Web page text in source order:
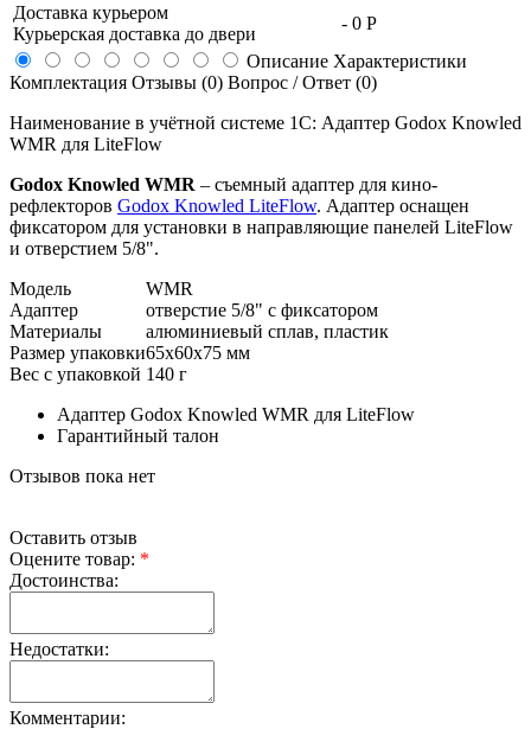
Доставка курьером
Курьерская доставка до двери
- 0 Р
Описание Характеристики
Комплектация Отзывы (0) Вопрос / Ответ (0)
Наименование в учётной системе 1С: Адаптер Godox Knowled
WMR для LiteFlow
Godox Knowled WMR – съемный адаптер для кино-
рефлекторов Godox Knowled LiteFlow. Адаптер оснащен
фиксатором для установки в направляющие панелей LiteFlow
и отверстием 5/8".
Модель
WMR
Адаптер
отверстие 5/8" с фиксатором
Материалы
алюминиевый сплав, пластик
Размер упаковки65х60х75 мм
Вес с упаковкой 140 г
Адаптер Godox Knowled WMR для LiteFlow
Гарантийный талон
Отзывов пока нет
Оставить отзыв
Оцените товар: *
Достоинства:
Недостатки:
Комментарии: